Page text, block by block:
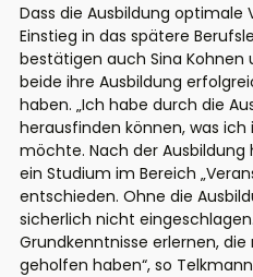
Dass die Ausbildung optimale
Einstieg in das spätere
bestätigen auch Sina Kohnen
beide ihre Ausbildung
haben. „Ich habe durch die
herausfinden können, was
möchte. Nach der
ein Studium im Bereich
entschieden. Ohne die
sicherlich nicht
Grundkenntnisse erlernen,
geholfen haben“, so